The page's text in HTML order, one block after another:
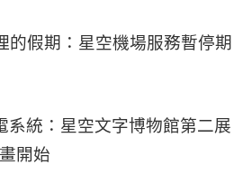
的假期：星空機場服務暫停期
系統：星空文字博物館第二展
開始